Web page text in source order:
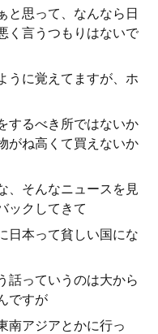
と思って、なんなら日
く言うつもりはないで
うに覚えてますが、ホ
するべき所ではないか
がね高くて買えないか
、そんなニュースを見
ックしてきて
日本って貧しい国にな
話っていうのは大から
ですが
南アジアとかに行っ